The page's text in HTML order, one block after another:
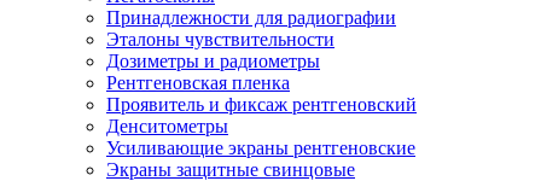
Принадлежности для радиографии
Эталоны чувствительности
Дозиметры и радиометры
Рентгеновская пленка
Проявитель и фиксаж рентгеновский
Денситометры
Усиливающие экраны рентгеновские
Экраны защитные свинцовые